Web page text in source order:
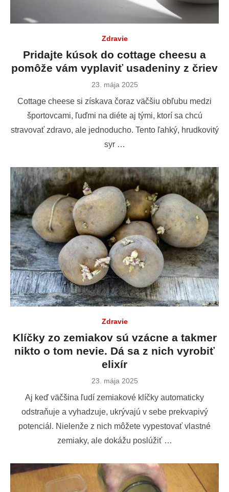
Zdravie
Pridajte kúsok do cottage cheesu a
pomôže vám vyplaviť usadeniny z čriev
Publikované
23. mája 2025
Cottage cheese si získava čoraz väčšiu obľubu medzi
športovcami, ľuďmi na diéte aj tými, ktorí sa chcú
stravovať zdravo, ale jednoducho. Tento ľahký, hrudkovitý
syr …
Zdravie
Klíčky zo zemiakov sú vzácne a takmer
nikto o tom nevie. Dá sa z nich vyrobiť
elixír
Publikované
23. mája 2025
Aj keď väčšina ľudí zemiakové klíčky automaticky
odstraňuje a vyhadzuje, ukrývajú v sebe prekvapivý
potenciál. Nielenže z nich môžete vypestovať vlastné
zemiaky, ale dokážu poslúžiť …